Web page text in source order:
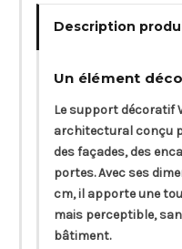
Description
Un élément
Le support décoratif
architectural conçu
des façades, des
portes. Avec ses
cm, il apporte une
mais perceptible,
bâtiment.